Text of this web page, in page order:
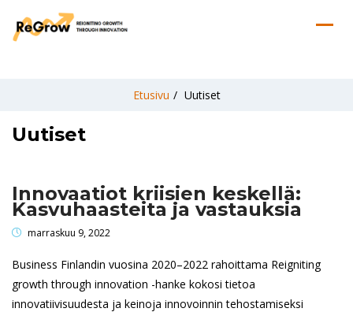
Etusivu / Uutiset
Uutiset
Innovaatiot kriisien keskellä:
Kasvuhaasteita ja vastauksia
marraskuu 9, 2022
Business Finlandin vuosina 2020–2022 rahoittama Reigniting
growth through innovation -hanke kokosi tietoa
innovatiivisuudesta ja keinoja innovoinnin tehostamiseksi